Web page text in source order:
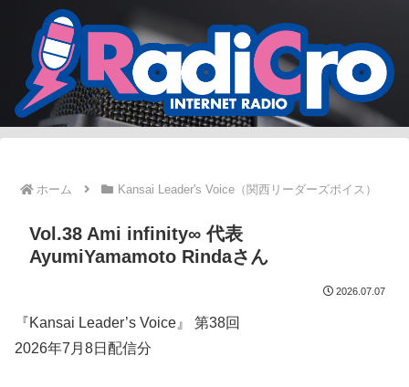
ホーム Kansai Leader's Voice（関西リーダーズボイス）
Vol.38 Ami infinity∞ 代表
AyumiYamamoto Rindaさん
2026.07.07
『Kansai Leader’s Voice』 第38回
2026年7月8日配信分